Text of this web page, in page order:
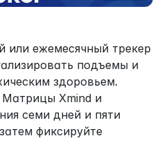
или ежемесячный трекер
подъемы и
здоровьем.
Матрицы Xmind и
семи дней и пяти
фиксируйте